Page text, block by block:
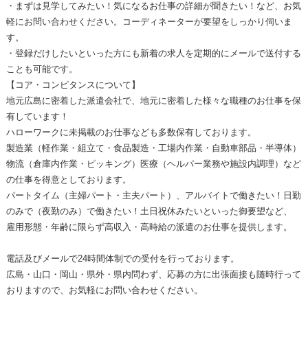
・まずは見学してみたい！気になるお仕事の詳細が聞きたい！など、お気
軽にお問い合わせください。コーディネーターが要望をしっかり伺いま
す。
・登録だけしたいといった方にも新着の求人を定期的にメールで送付する
ことも可能です。
【コア・コンピタンスについて】
地元広島に密着した派遣会社で、地元に密着した様々な職種のお仕事を保
有しています！
ハローワークに未掲載のお仕事なども多数保有しております。
製造業（軽作業・組立て・食品製造・工場内作業・自動車部品・半導体）
物流（倉庫内作業・ピッキング）医療（ヘルパー業務や施設内調理）など
の仕事を得意としております。
パートタイム（主婦パート・主夫パート）、アルバイトで働きたい！日勤
のみで（夜勤のみ）で働きたい！土日祝休みたいといった御要望など、
雇用形態・年齢に限らず高収入・高時給の派遣のお仕事を提供します。
電話及びメールで24時間体制での受付を行っております。
広島・山口・岡山・県外・県内問わず、応募の方に出張面接も随時行って
おりますので、お気軽にお問い合わせください。